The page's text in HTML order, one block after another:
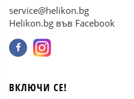
service@helikon.bg
Helikon.bg във Facebook
ВКЛЮЧИ СЕ!